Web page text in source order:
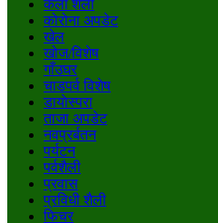
कला शैली
कोरोना अपडेट
खेल
खोज/विशेष
गाँउघर
चाडपर्व विशेष
डायाेस्परा
ताजा अपडेट
नवप्रर्बतन
पर्यटन
पर्वशैली
प्रवास
प्रविधी शैली
फिचर